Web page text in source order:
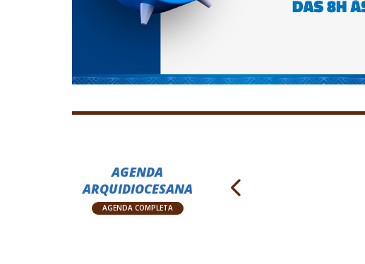
AGENDA
ARQUIDIOCESANA
AGENDA COMPLETA